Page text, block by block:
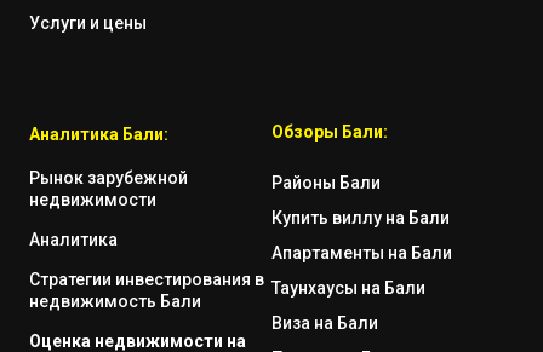
Услуги и цены
Аналитика Бали:
Рынок зарубежной
недвижимости
Аналитика
Стратегии инвестирования в
недвижимость Бали
Оценка недвижимости на
Обзоры Бали:
Районы Бали
Купить виллу на Бали
Апартаменты на Бали
Таунхаусы на Бали
Виза на Бали